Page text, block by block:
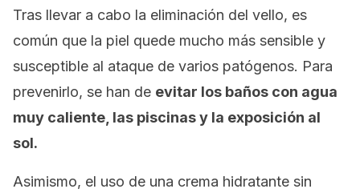
Tras llevar a cabo la eliminación del vello, es
común que la piel quede mucho más sensible y
susceptible al ataque de varios patógenos. Para
prevenirlo, se han de evitar los baños con agua
muy caliente, las piscinas y la exposición al
sol.
Asimismo, el uso de una crema hidratante sin